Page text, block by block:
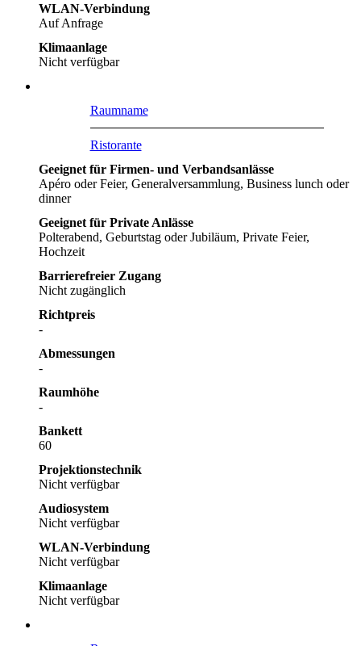
WLAN-Verbindung
Auf Anfrage
Klimaanlage
Nicht verfügbar
Raumname
Ristorante
Geeignet für Firmen- und Verbandsanlässe
Apéro oder Feier, Generalversammlung, Business lunch oder
dinner
Geeignet für Private Anlässe
Polterabend, Geburtstag oder Jubiläum, Private Feier,
Hochzeit
Barrierefreier Zugang
Nicht zugänglich
Richtpreis
-
Abmessungen
-
Raumhöhe
-
Bankett
60
Projektionstechnik
Nicht verfügbar
Audiosystem
Nicht verfügbar
WLAN-Verbindung
Nicht verfügbar
Klimaanlage
Nicht verfügbar